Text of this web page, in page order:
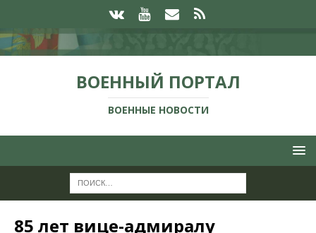
ВОЕННЫЙ ПОРТАЛ
ВОЕННЫЕ НОВОСТИ
85 лет вице-адмиралу